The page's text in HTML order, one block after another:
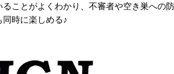
ことがよくわかり、不審者や空き巣へ
時に楽しめる♪